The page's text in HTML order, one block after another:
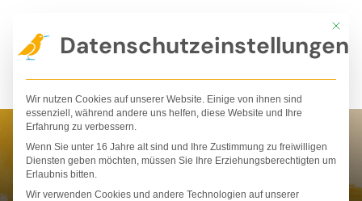
Inhalt
springen
Jost Hinrich
Mit
Datenschutzeinstellungen
Wir nutzen Cookies auf unserer Website. Einige von ihnen sind
essenziell, während andere uns helfen, diese Website und Ihre
Erfahrung zu verbessern.
Wenn Sie unter 16 Jahre alt sind und Ihre Zustimmung zu freiwilligen
Diensten geben möchten, müssen Sie Ihre Erziehungsberechtigten um
Erlaubnis bitten.
Wir verwenden Cookies und andere Technologien auf unserer